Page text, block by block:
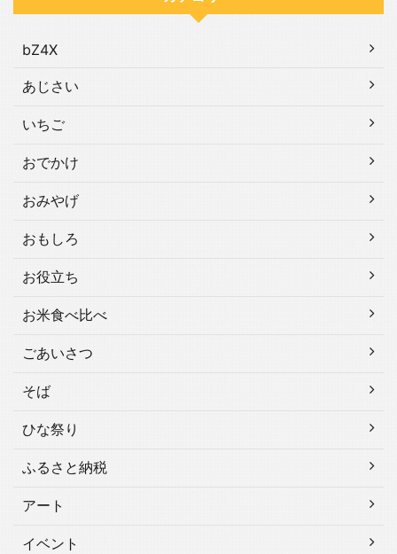
bZ4X
あじさい
いちご
おでかけ
おみやげ
おもしろ
お役立ち
お米食べ比べ
ごあいさつ
そば
ひな祭り
ふるさと納税
アート
イベント